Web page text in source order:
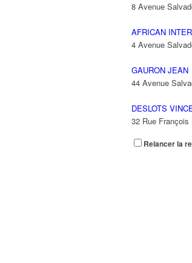
8 Avenue
AFRICAN
4 Avenue
GAURON JEAN
44 Avenue
DESLOTS
32 Rue
TROUDART
Relancer la